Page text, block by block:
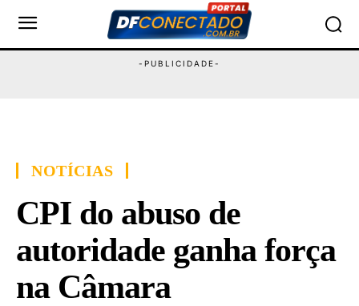
NOTÍCIAS
CPI do abuso de
autoridade ganha força
na Câmara